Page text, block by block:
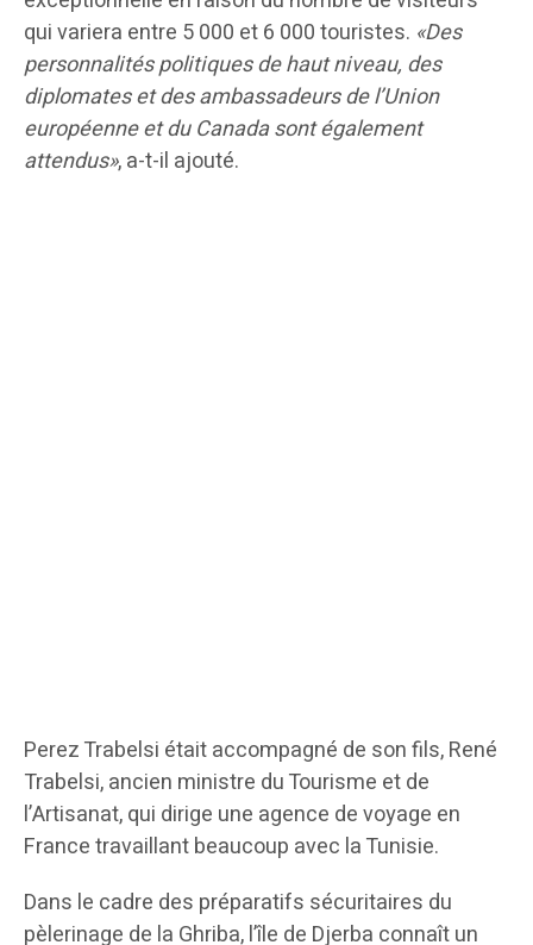
qui variera entre 5 000 et 6 000 touristes. «Des
personnalités politiques de haut niveau, des
diplomates et des ambassadeurs de l’Union
européenne et du Canada sont également
attendus», a-t-il ajouté.
Perez Trabelsi était accompagné de son fils, René
Trabelsi, ancien ministre du Tourisme et de
l’Artisanat, qui dirige une agence de voyage en
France travaillant beaucoup avec la Tunisie.
Dans le cadre des préparatifs sécuritaires du
pèlerinage de la Ghriba, l’île de Djerba connaît un